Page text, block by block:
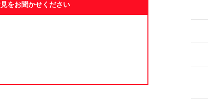
をお聞かせください